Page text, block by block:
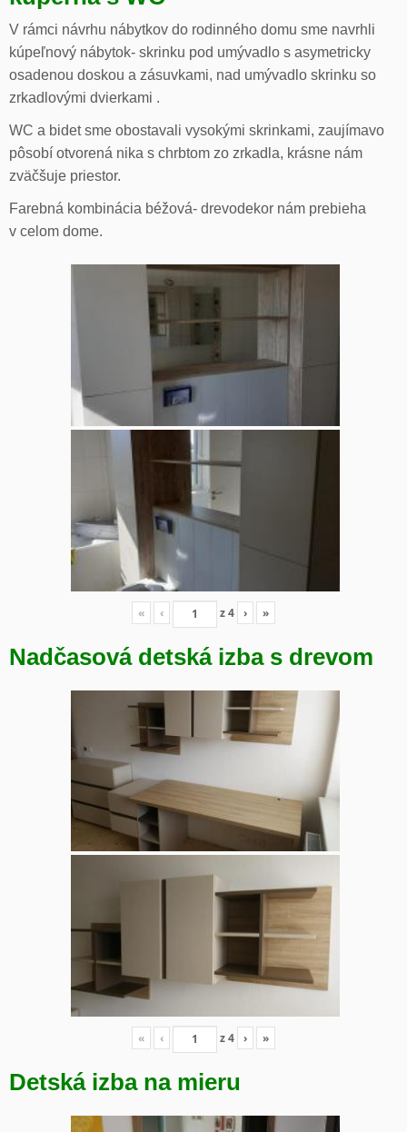
V rámci návrhu nábytkov do rodinného domu sme navrhli
kúpeľnový nábytok- skrinku pod umývadlo s asymetricky
osadenou doskou a zásuvkami, nad umývadlo skrinku so
zrkadlovými dvierkami .
WC a bidet sme obostavali vysokými skrinkami, zaujímavo
pôsobí otvorená nika s chrbtom zo zrkadla, krásne nám
zväčšuje priestor.
Farebná kombinácia béžová- drevodekor nám prebieha
v celom dome.
« ‹ z4 › »
Nadčasová detská izba s drevom
« ‹ z4 › »
Detská izba na mieru